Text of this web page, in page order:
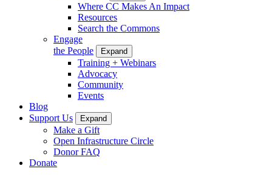
Where CC Makes An Impact
Resources
Search the Commons
Engage
the People
Expand
Training + Webinars
Advocacy
Community
Events
Blog
Support Us
Expand
Make a Gift
Open Infrastructure Circle
Donor FAQ
Donate